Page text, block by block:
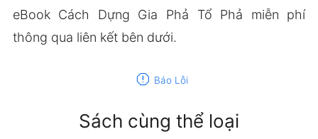
eBook Cách Dựng Gia Phả Tổ Phả miễn phí
thông qua liên kết bên dưới.
report Báo Lỗi
Sách cùng thể loại